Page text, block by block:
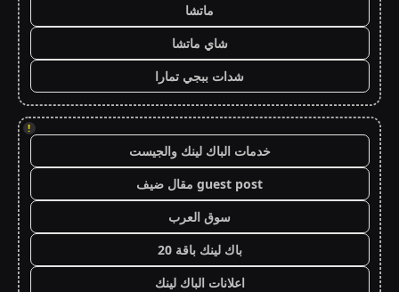
ماتشا
شاي ماتشا
شدات ببجي تمارا
!
خدمات الباك لينك والجيست
guest post مقال ضيف
سوق العرب
باك لينك باقة 20
اعلانات الباك لينك